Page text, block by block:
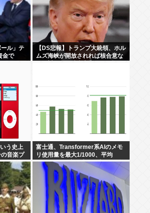
ル」テ
金で
【DS悲報】トランプ大統領、ホル
ムズ海峡が開放されれば核合意な
う史上
音楽プ
富士通、Transformer系AIのメモ
リ使用量を最大1/1000、平均
1/400にする魔改造を発表、にげ
て！